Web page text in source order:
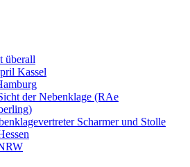
überall
Kassel
der Nebenklage (RAe
Scharmer und Stolle